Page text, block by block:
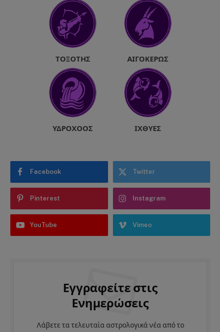
ΤΟΞΌΤΗΣ ΑΙΓΌΚΕΡΩΣ
ΥΔΡΟΧΌΟΣ ΙΧΘΎΕΣ
Facebook Twitter
Pinterest Instagram
YouTube Vimeo
Εγγραφείτε στις
Ενημερώσεις
Λάβετε τα τελευταία αστρολογικά νέα από το